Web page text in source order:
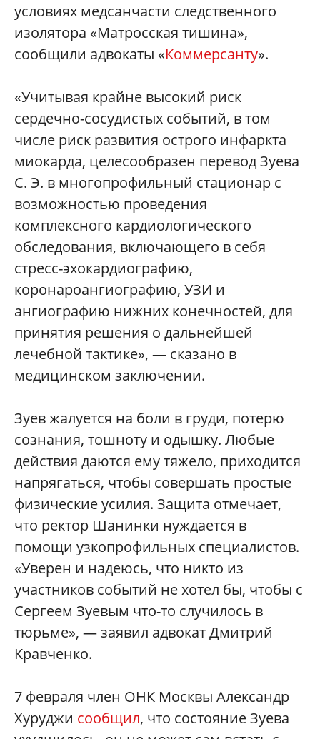
условиях медсанчасти следственного
изолятора «Матросская тишина»,
сообщили адвокаты «Коммерсанту».
«Учитывая крайне высокий риск
сердечно-сосудистых событий, в том
числе риск развития острого инфаркта
миокарда, целесообразен перевод Зуева
С. Э. в многопрофильный стационар с
возможностью проведения
комплексного кардиологического
обследования, включающего в себя
стресс-эхокардиографию,
коронароангиографию, УЗИ и
ангиографию нижних конечностей, для
принятия решения о дальнейшей
лечебной тактике», — сказано в
медицинском заключении.
Зуев жалуется на боли в груди, потерю
сознания, тошноту и одышку. Любые
действия даются ему тяжело, приходится
напрягаться, чтобы совершать простые
физические усилия. Защита отмечает,
что ректор Шанинки нуждается в
помощи узкопрофильных специалистов.
«Уверен и надеюсь, что никто из
участников событий не хотел бы, чтобы с
Сергеем Зуевым что-то случилось в
тюрьме», — заявил адвокат Дмитрий
Кравченко.
7 февраля член ОНК Москвы Александр
Хуруджи сообщил, что состояние Зуева